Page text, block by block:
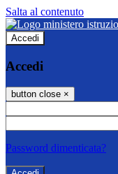
Salta al contenuto
Accedi
Accedi
button close ×
Password dimenticata?